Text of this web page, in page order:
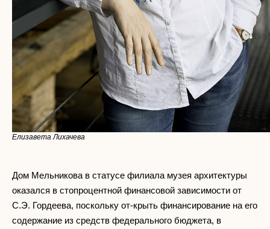
Елизавета Лихачева
Дом Мельникова в статусе филиала музея архитектуры
оказался в стопроцентной финансовой зависимости от
С.Э. Гордеева, поскольку от-крыть финансирование на его
содержание из средств федерального бюджета, в